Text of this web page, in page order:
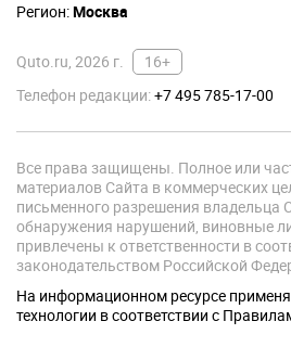
Регион:Москва
Quto.ru, 2026 г.
16+
Телефон редакции:+7 495 785-17-00
Все права защищены. Полное или
материалов Сайта в коммерческих
письменного разрешения владельца
обнаружения нарушений, виновные
привлечены к ответственности в
законодательством Российской
На информационном ресурсе
технологии в соответствии с